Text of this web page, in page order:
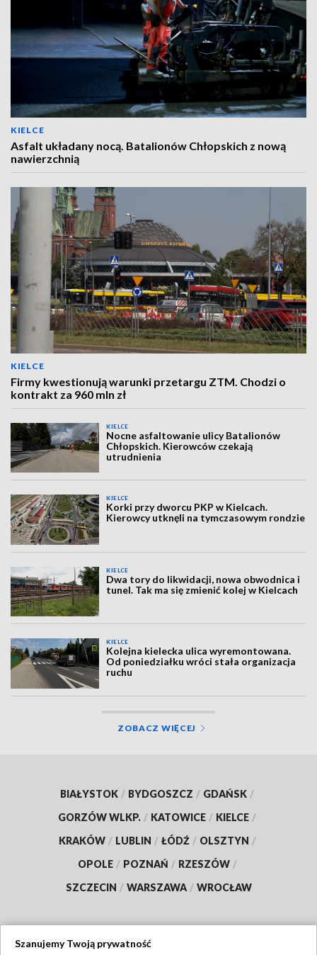
KIELCE
Asfalt układany nocą. Batalionów Chłopskich z nową
nawierzchnią
KIELCE
Firmy kwestionują warunki przetargu ZTM. Chodzi o
kontrakt za 960 mln zł
KIELCE
Nocne asfaltowanie ulicy Batalionów
Chłopskich. Kierowców czekają
utrudnienia
KIELCE
Korki przy dworcu PKP w Kielcach.
Kierowcy utknęli na tymczasowym rondzie
KIELCE
Dwa tory do likwidacji, nowa obwodnica i
tunel. Tak ma się zmienić kolej w Kielcach
KIELCE
Kolejna kielecka ulica wyremontowana.
Od poniedziałku wróci stała organizacja
ruchu
ZOBACZ WIĘCEJ
BIAŁYSTOK / BYDGOSZCZ / GDAŃSK /
GORZÓW WLKP. / KATOWICE / KIELCE /
KRAKÓW / LUBLIN / ŁÓDŹ / OLSZTYN /
OPOLE / POZNAŃ / RZESZÓW /
SZCZECIN / WARSZAWA / WROCŁAW
Szanujemy Twoją prywatność